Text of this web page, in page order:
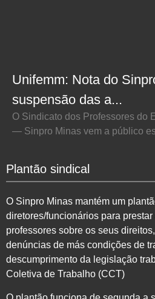
Unifemm: Nota do
suspensão das a...
O Sindicato dos Professores do
— Sinpro Minas vem a público
Plantão sindical
O Sinpro Minas mantém um
diretores/funcionários para
professores sobre os seus
denúncias de más condições de
descumprimento da legislação
Coletiva de Trabalho (CCT)